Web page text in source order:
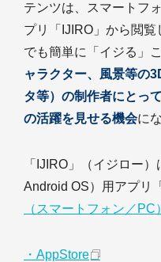
テンツは、スマートフ
プリ「IJIRO」から閲
でも簡単に「イジる」
ャラクター、風景等の
タ等）の制作者にとっ
の活躍を見せる機会に
「IJIRO」（イジロー
Android OS）用アプリ
（スマートフォン／PC）
・AppStore